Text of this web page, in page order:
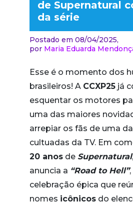
de Supernatural
da série
Postado em 08/04/2025,
por Maria Eduarda
Esse é o momento dos
brasileiros! A CCXP25 já
esquentar os motores
uma das maiores
arrepiar os fãs de uma
cultuadas da TV. Em
20 anos de Supernatural
anuncia a “Road to Hell”
celebração épica que
nomes icônicos do